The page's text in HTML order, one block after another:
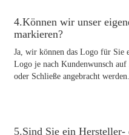
4.Können wir unser
markieren?
Ja, wir können das Logo für Sie
Logo je nach Kundenwunsch
oder Schließe angebracht werden.
5.Sind Sie ein Hersteller-